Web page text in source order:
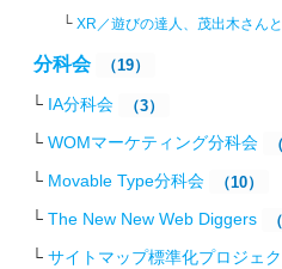
XR／遊びの達人、茂出木さん
分科会 （19）
IA分科会 （3）
WOMマーケティング分科会
Movable Type分科会 （10）
The New New Web Diggers
サイトマップ標準化プロジェク